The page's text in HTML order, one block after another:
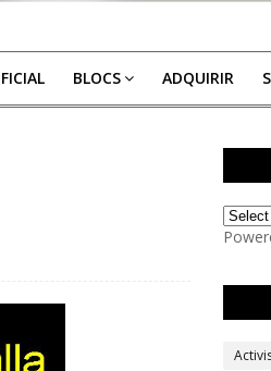
BLOCS ADQUIRIR